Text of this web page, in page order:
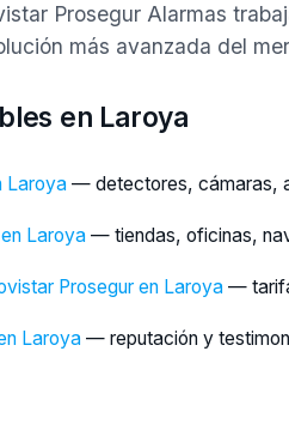
Prosegur Alarmas
más avanzada del
en Laroya
Laroya — detectores, cámaras,
Laroya — tiendas, oficinas,
Prosegur en Laroya —
Laroya — reputación y